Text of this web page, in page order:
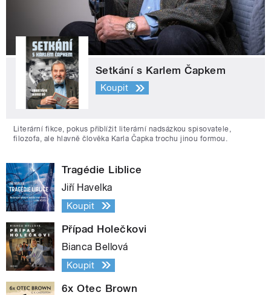
Setkání s Karlem Čapkem
Koupit
Literární fikce, pokus přiblížit literární nadsázkou spisovatele,
filozofa, ale hlavně člověka Karla Čapka trochu jinou formou.
Tragédie Liblice
Jiří Havelka
Koupit
Případ Holečkovi
Bianca Bellová
Koupit
6x Otec Brown